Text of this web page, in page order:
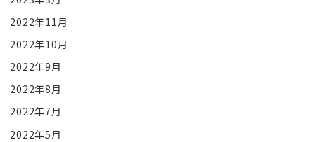
2022年11月
2022年10月
2022年9月
2022年8月
2022年7月
2022年5月